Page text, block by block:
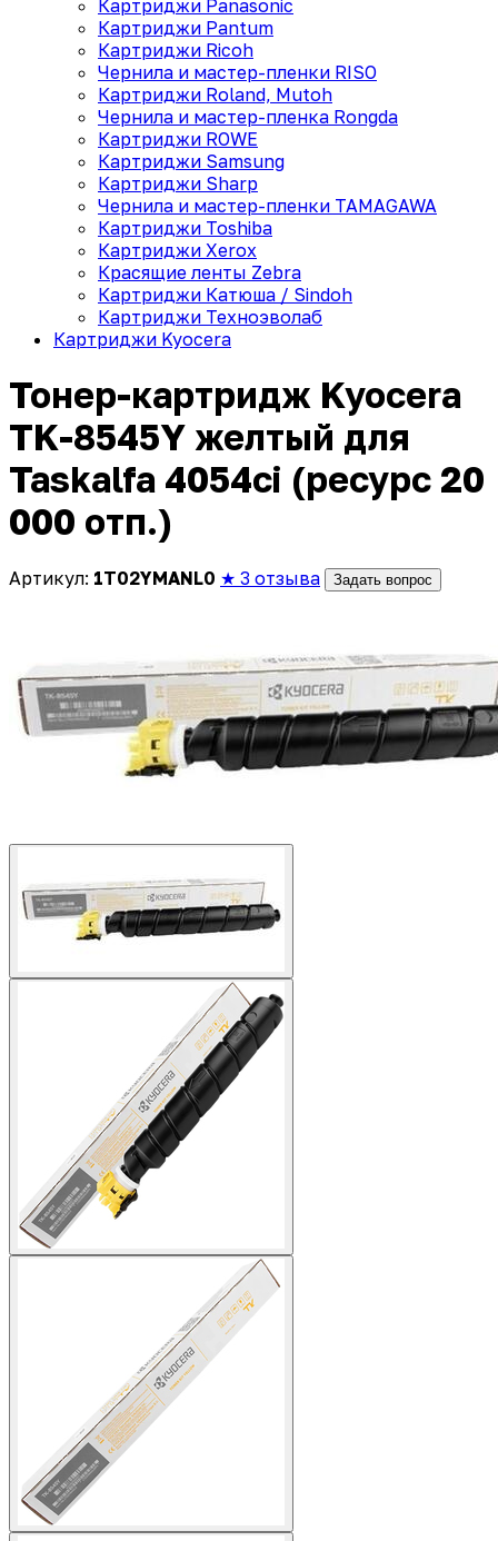
Картриджи Panasonic
Картриджи Pantum
Картриджи Ricoh
Чернила и мастер-пленки RISO
Картриджи Roland, Mutoh
Чернила и мастер-пленка Rongda
Картриджи ROWE
Картриджи Samsung
Картриджи Sharp
Чернила и мастер-пленки TAMAGAWA
Картриджи Toshiba
Картриджи Xerox
Красящие ленты Zebra
Картриджи Катюша / Sindoh
Картриджи Техноэволаб
Картриджи Kyocera
Тонер-картридж Kyocera
TK-8545Y желтый для
Taskalfa 4054ci (ресурс 20
000 отп.)
Артикул: 1T02YMANL0 ★ 3 отзыва Задать вопрос